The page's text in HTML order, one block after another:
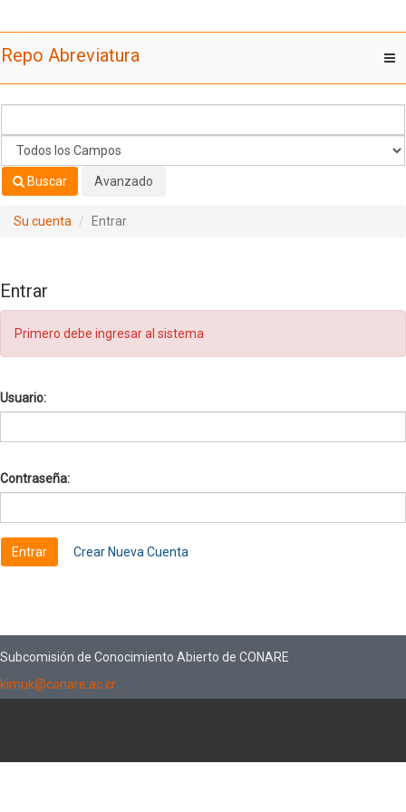
Repo Abreviatura
Buscar Avanzado
Su cuenta Entrar
Entrar
Primero debe ingresar al sistema
Usuario:
Contraseña:
Crear Nueva Cuenta
Subcomisión de Conocimiento Abierto de CONARE
kimuk@conare.ac.cr